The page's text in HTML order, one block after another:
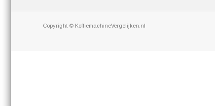
Copyright © KoffiemachineVergelijken.nl